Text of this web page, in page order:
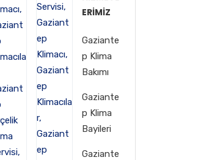
ERIMIZ
Gaziante
p Klima
Bakımı
Gaziante
p Klima
Bayileri
Gaziante